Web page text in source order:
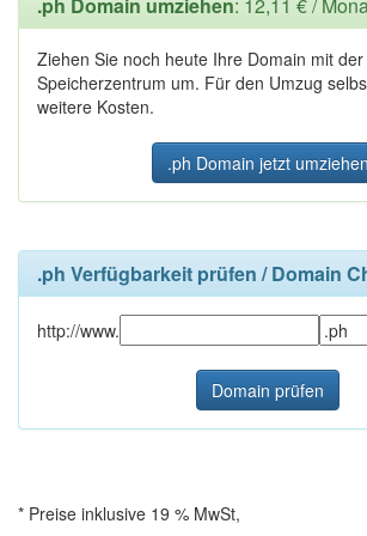
Ziehen Sie noch heute Ihre Domain mit
Speicherzentrum um. Für den Umzug
weitere Kosten.
.ph Domain jetzt umziehen
.ph Verfügbarkeit prüfen / Domain
http://www.
* Preise inklusive 19 % MwSt,